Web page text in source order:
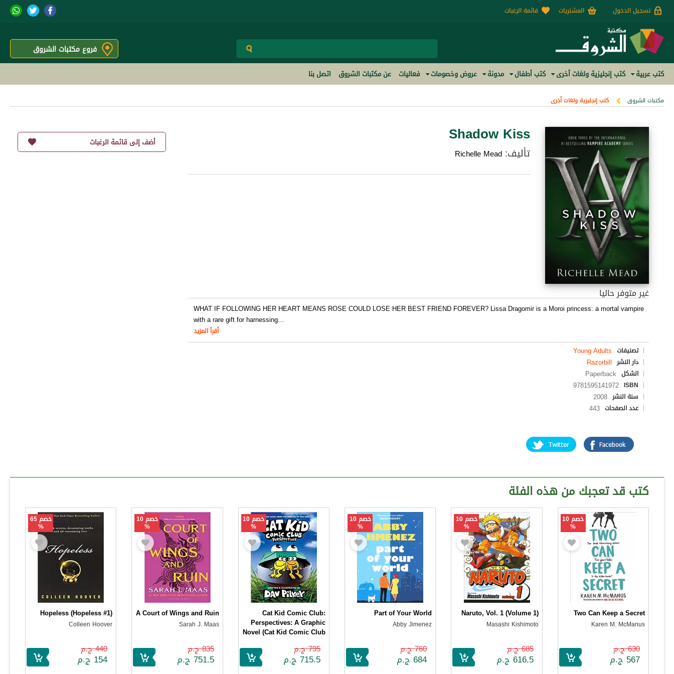
تسجيل الدخول المشتريات قائمة الرغبات
فروع مكتبات الشروق
كتب عربية كتب إنجليزية ولغات أخرى كتب أطفال مدونة عروض وخصومات فعاليات عن مكتبات الشروق اتصل بنا
مكتبات الشروق كتب إنجليزية ولغات أخرى
Shadow Kiss
تأليف: Richelle Mead
غير متوفر حاليا
WHAT IF FOLLOWING HER HEART MEANS ROSE COULD LOSE HER BEST FRIEND FOREVER? Lissa Dragomir is a Moroi princess: a mortal vampire
with a rare gift for harnessing…
أقرأ المزيد
تصنيفات Young Adults
دار النشر Razorbill
الشكل Paperback
ISBN
9781595141972
سنة النشر 2008
عدد الصفحات 443
أضف إلى قائمة الرغبات
كتب قد تعجبك من هذه الفئة
خصم 10
%
Two Can Keep a Secret
Karen M. McManus
630 ج.م
567 ج.م
خصم 10
%
Naruto, Vol. 1 (Volume 1)
Masashi Kishimoto
685 ج.م
616.5 ج.م
خصم 10
%
Part of Your World
Abby Jimenez
760 ج.م
684 ج.م
خصم 10
%
Cat Kid Comic Club:
Perspectives: A Graphic
Novel (Cat Kid Comic Club
Dog Man
Dav Pilkey
795 ج.م
715.5 ج.م
خصم 10
%
A Court of Wings and Ruin
Sarah J. Maas
835 ج.م
751.5 ج.م
خصم 65
%
Hopeless (Hopeless #1)
Colleen Hoover
440 ج.م
154 ج.م